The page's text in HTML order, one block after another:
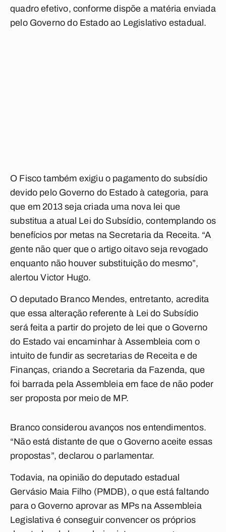
quadro efetivo, conforme dispõe a matéria enviada
pelo Governo do Estado ao Legislativo estadual.
O Fisco também exigiu o pagamento do subsídio
devido pelo Governo do Estado à categoria, para
que em 2013 seja criada uma nova lei que
substitua a atual Lei do Subsídio, contemplando os
benefícios por metas na Secretaria da Receita. “A
gente não quer que o artigo oitavo seja revogado
enquanto não houver substituição do mesmo”,
alertou Victor Hugo.
O deputado Branco Mendes, entretanto, acredita
que essa alteração referente à Lei do Subsídio
será feita a partir do projeto de lei que o Governo
do Estado vai encaminhar à Assembleia com o
intuito de fundir as secretarias de Receita e de
Finanças, criando a Secretaria da Fazenda, que
foi barrada pela Assembleia em face de não poder
ser proposta por meio de MP.
Branco considerou avanços nos entendimentos.
“Não está distante de que o Governo aceite essas
propostas”, declarou o parlamentar.
Todavia, na opinião do deputado estadual
Gervásio Maia Filho (PMDB), o que está faltando
para o Governo aprovar as MPs na Assembleia
Legislativa é conseguir convencer os próprios